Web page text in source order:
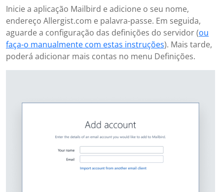
Inicie a aplicação Mailbird e adicione o seu nome,
endereço Allergist.com e palavra-passe. Em seguida,
aguarde a configuração das definições do servidor (ou
faça-o manualmente com estas instruções). Mais tarde,
poderá adicionar mais contas no menu Definições.